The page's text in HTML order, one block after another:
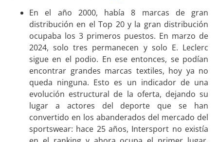
En el año 2000, había 8 marcas de gran
distribución en el Top 20 y la gran distribución
ocupaba los 3 primeros puestos. En marzo de
2024, solo tres permanecen y solo E. Leclerc
sigue en el podio. En ese entonces, se podían
encontrar grandes marcas textiles, hoy ya no
queda ninguna. Esto es un indicador de una
evolución estructural de la oferta, dejando su
lugar a actores del deporte que se han
convertido en los abanderados del mercado del
sportswear: hace 25 años, Intersport no existía